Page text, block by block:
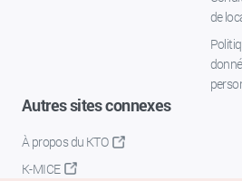
de
Autres sites connexes
À propos du KTO
K-MICE